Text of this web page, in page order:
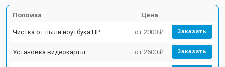
Поломка Цена
Чистка от пыли ноутбука HP от 2000 ₽ Заказать
Установка видеокарты от 2600 ₽ Заказать